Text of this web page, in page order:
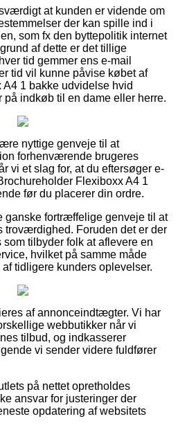
at kunden er vidende om
der kan spille ind i
som fx den byttepolitik internet
af dette er det tillige
tid gemmer ens e-mail
tid vil kunne påvise købet af
1 bakke udvidelse hvid
på indkøb til en dame eller herre.
nyttige genveje til at
forhenværende brugeres
vi et slag for, at du eftersøger e-
Flexiboxx A4 1
før du placerer din ordre.
ganske fortræffelige genveje til at
troværdighed. Foruden det er der
tilbyder folk at aflevere en
hvilket på samme måde
tidligere kunders oplevelser.
af annonceindtægter. Vi har
webbutikker når vi
tilbud, og indkasserer
vi sender videre fuldfører
på nettet opretholdes
ansvar for justeringer der
opdatering af websitets